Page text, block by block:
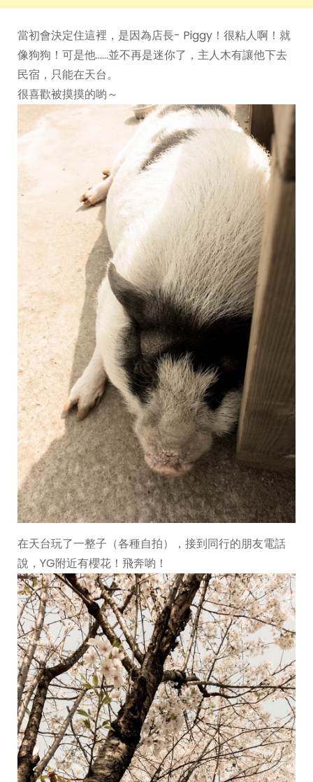
當初會決定住這裡，是因為店長- Piggy！很粘人啊！就
像狗狗！可是他……並不再是迷你了，主人木有讓他下去
民宿，只能在天台。
很喜歡被摸摸的喲～
在天台玩了一整子（各種自拍），接到同行的朋友電話
說，YG附近有櫻花！飛奔喲！